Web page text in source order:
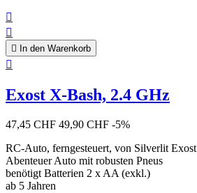


 In den Warenkorb

Exost X-Bash, 2.4 GHz
47,45 CHF 49,90 CHF -5%
RC-Auto, ferngesteuert, von Silverlit Exost
Abenteuer Auto mit robusten Pneus
benötigt Batterien 2 x AA (exkl.)
ab 5 Jahren